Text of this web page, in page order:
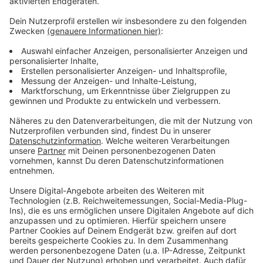
Eine WM im Advent - oder anders gesagt: Morgens ein
draufmachen. Die WM in Katar ist die absurdeste aller
Zeiten und es fährt auch gefühlt nur hin, wer unbedingt
hinfahren muss. Einige unserer größten WM- und
Fußball-Helden gucken sich das Ganze mit uns aus der
gegründet. Sie trägt den Namen "Drei Ecken, ein Elfer".
Jogi Löw, Lothar Matthäus, Mario Basler, Oliver Kahn
und viele mehr geben täglich ihren Senf zur WM.